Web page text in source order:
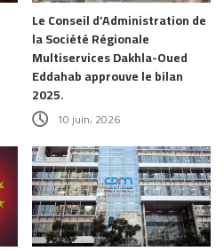
Le Conseil d’Administration de
la Société Régionale
Multiservices Dakhla-Oued
Eddahab approuve le bilan
2025.
10 juin، 2026